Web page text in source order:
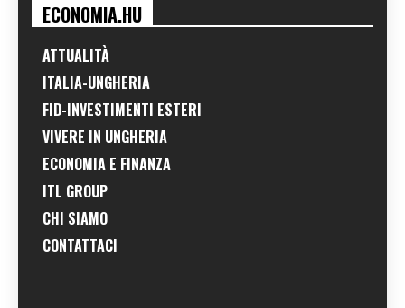
ECONOMIA.HU
ATTUALITÀ
ITALIA-UNGHERIA
FID-INVESTIMENTI ESTERI
VIVERE IN UNGHERIA
ECONOMIA E FINANZA
ITL GROUP
CHI SIAMO
CONTATTACI